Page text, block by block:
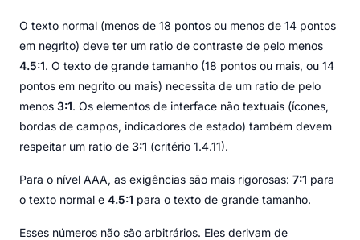
O texto normal (menos de 18 pontos ou menos de 14 pontos
em negrito) deve ter um ratio de contraste de pelo menos
4.5:1. O texto de grande tamanho (18 pontos ou mais, ou 14
pontos em negrito ou mais) necessita de um ratio de pelo
menos 3:1. Os elementos de interface não textuais (ícones,
bordas de campos, indicadores de estado) também devem
respeitar um ratio de 3:1 (critério 1.4.11).
Para o nível AAA, as exigências são mais rigorosas: 7:1 para
o texto normal e 4.5:1 para o texto de grande tamanho.
Esses números não são arbitrários. Eles derivam de